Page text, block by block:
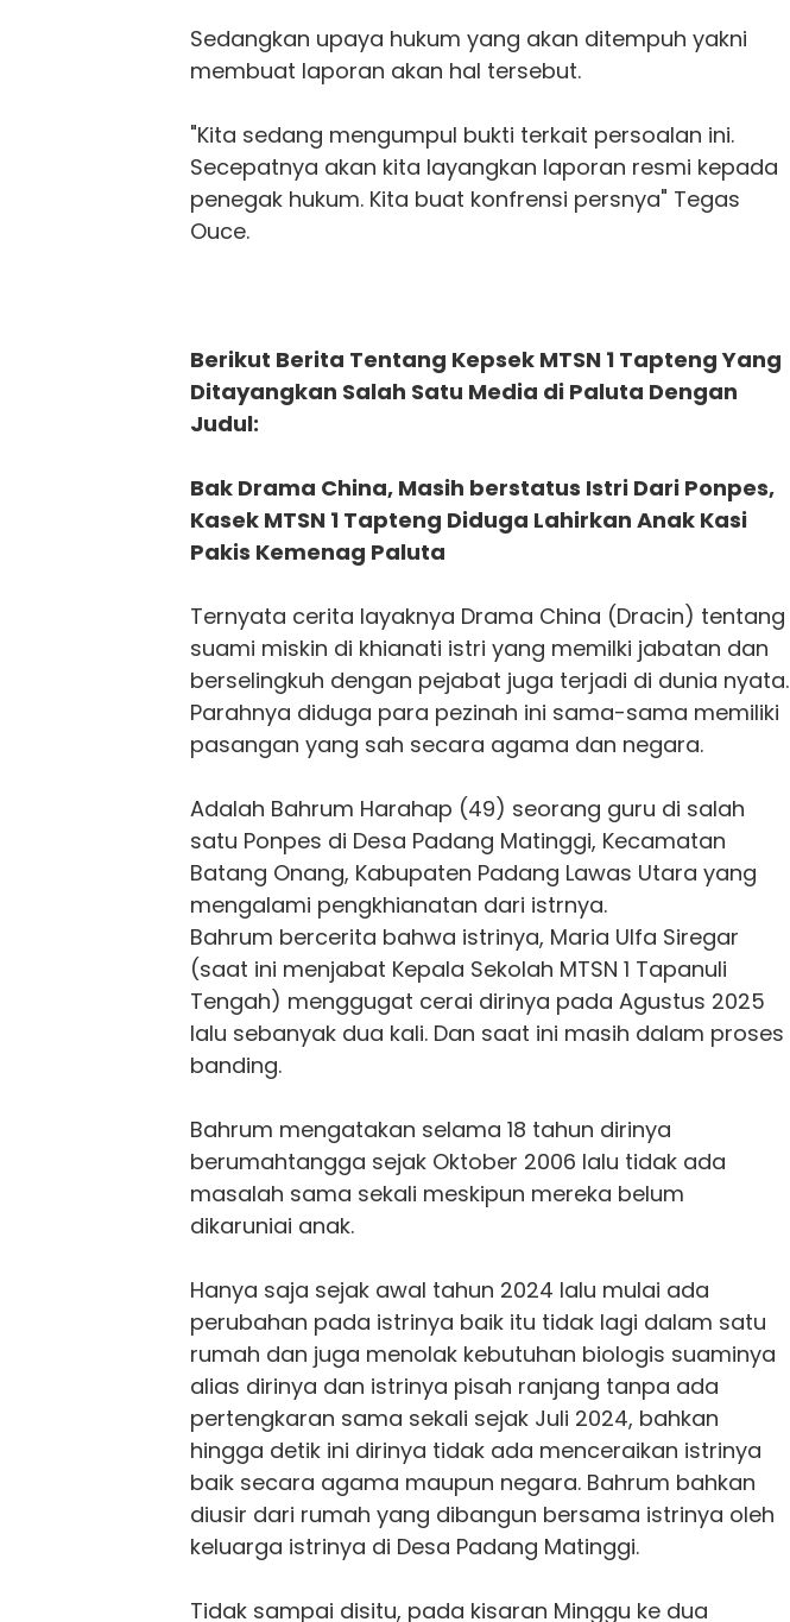
Sedangkan upaya hukum yang akan ditempuh yakni
membuat laporan akan hal tersebut.
"Kita sedang mengumpul bukti terkait persoalan ini.
Secepatnya akan kita layangkan laporan resmi kepada
penegak hukum. Kita buat konfrensi persnya" Tegas
Ouce.
Berikut Berita Tentang Kepsek MTSN 1 Tapteng Yang
Ditayangkan Salah Satu Media di Paluta Dengan
Judul:
Bak Drama China, Masih berstatus Istri Dari Ponpes,
Kasek MTSN 1 Tapteng Diduga Lahirkan Anak Kasi
Pakis Kemenag Paluta
Ternyata cerita layaknya Drama China (Dracin) tentang
suami miskin di khianati istri yang memilki jabatan dan
berselingkuh dengan pejabat juga terjadi di dunia nyata.
Parahnya diduga para pezinah ini sama-sama memiliki
pasangan yang sah secara agama dan negara.
Adalah Bahrum Harahap (49) seorang guru di salah
satu Ponpes di Desa Padang Matinggi, Kecamatan
Batang Onang, Kabupaten Padang Lawas Utara yang
mengalami pengkhianatan dari istrnya.
Bahrum bercerita bahwa istrinya, Maria Ulfa Siregar
(saat ini menjabat Kepala Sekolah MTSN 1 Tapanuli
Tengah) menggugat cerai dirinya pada Agustus 2025
lalu sebanyak dua kali. Dan saat ini masih dalam proses
banding.
Bahrum mengatakan selama 18 tahun dirinya
berumahtangga sejak Oktober 2006 lalu tidak ada
masalah sama sekali meskipun mereka belum
dikaruniai anak.
Hanya saja sejak awal tahun 2024 lalu mulai ada
perubahan pada istrinya baik itu tidak lagi dalam satu
rumah dan juga menolak kebutuhan biologis suaminya
alias dirinya dan istrinya pisah ranjang tanpa ada
pertengkaran sama sekali sejak Juli 2024, bahkan
hingga detik ini dirinya tidak ada menceraikan istrinya
baik secara agama maupun negara. Bahrum bahkan
diusir dari rumah yang dibangun bersama istrinya oleh
keluarga istrinya di Desa Padang Matinggi.
Tidak sampai disitu, pada kisaran Minggu ke dua